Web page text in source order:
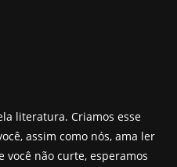
literatura. Criamos esse
assim como nós, ama ler
você não curte, esperamos